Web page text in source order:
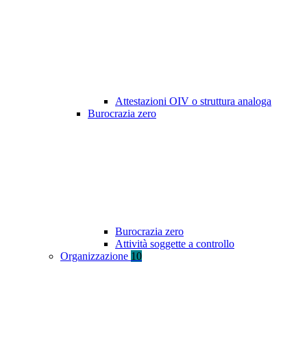
Attestazioni OIV o struttura analoga
Burocrazia zero
Burocrazia zero
Attività soggette a controllo
Organizzazione 10